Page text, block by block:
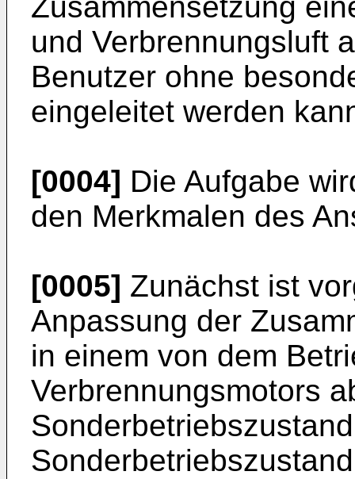
und Verbrennungsluft
Benutzer ohne
eingeleitet werden
[0004] Die Aufgabe
den Merkmalen des
[0005] Zunächst ist
Anpassung der
in einem von dem
Verbrennungsmotors